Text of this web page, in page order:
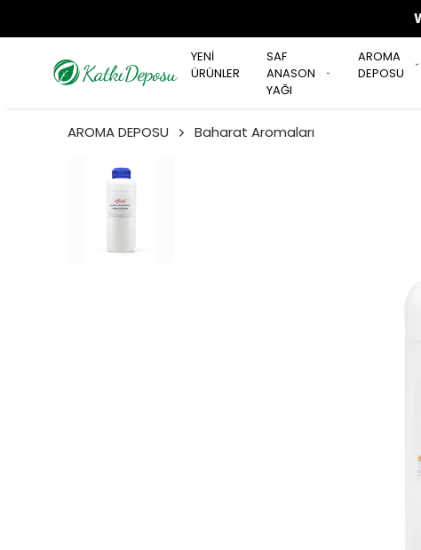
YENİ
ÜRÜNLER
SAF
ANASON
YAĞI
AROMA
DEPOSU
AROMA DEPOSU Baharat Aromaları